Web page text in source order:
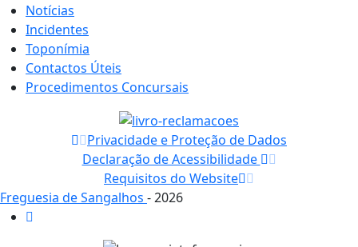
Notícias
Incidentes
Toponímia
Contactos Úteis
Procedimentos Concursais
Privacidade e Proteção de Dados
Declaração de Acessibilidade
Requisitos do Website
Freguesia de Sangalhos - 2026